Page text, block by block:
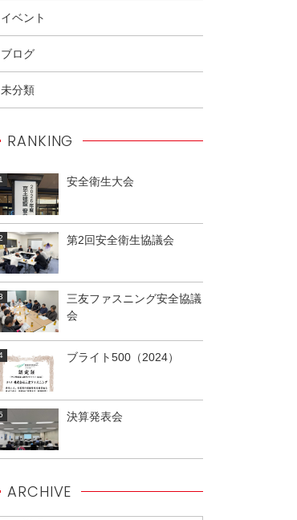
イベント
ブログ
未分類
RANKING
安全衛生大会
第2回安全衛生協議会
三友ファスニング安全協議
会
ブライト500（2024）
決算発表会
ARCHIVE